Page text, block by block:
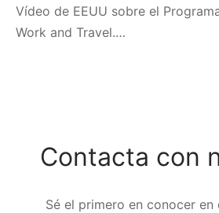
Vídeo de EEUU sobre el
Work and Travel.…
Contacta con
Sé el primero en conocer en